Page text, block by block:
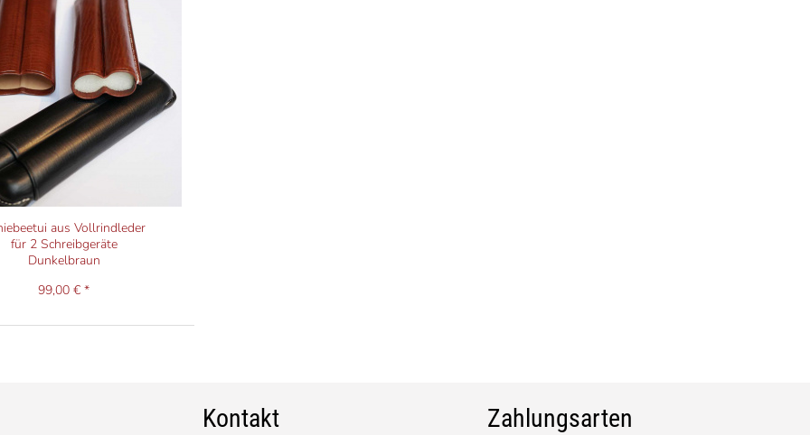
aus Vollrindleder
für 2 Schreibgeräte
Dunkelbraun
99,00 € *
Kontakt Zahlungsarten